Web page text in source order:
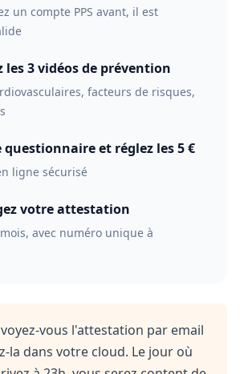
un compte PPS avant, il est
les 3 vidéos de prévention
facteurs de risques,
questionnaire et réglez les 5 €
ligne sécurisé
votre attestation
avec numéro unique à
vous l'attestation par email
la dans votre cloud. Le jour où